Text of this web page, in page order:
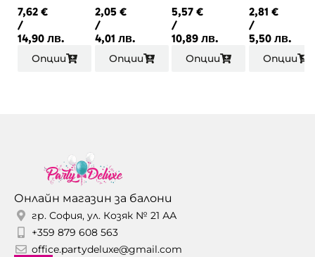
сен
фолиев
надпис
Happy
7,62 €
/
14,90 лв.
Опции
фолиев
а цифра
80см
2,05 €
/
4,01 лв.
Опции
надпис
Happy
Birthday
5,57 €
/
10,89 лв.
Опции
фолиев
надпис
LOVE
2,81 €
/
5,50 лв.
Опции
Онлайн магазин за балони
гр. София, ул. Козяк № 21 АА
+359 879 608 563
office.partydeluxe@gmail.com